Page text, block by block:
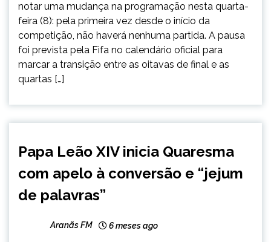
notar uma mudança na programação nesta quarta-
feira (8): pela primeira vez desde o início da
competição, não haverá nenhuma partida. A pausa
foi prevista pela Fifa no calendário oficial para
marcar a transição entre as oitavas de final e as
quartas […]
CAPELINHA
INTERNACIONAL
GERAIS
Papa Leão XIV inicia Quaresma
com apelo à conversão e “jejum
de palavras”
Aranãs FM 6 meses ago